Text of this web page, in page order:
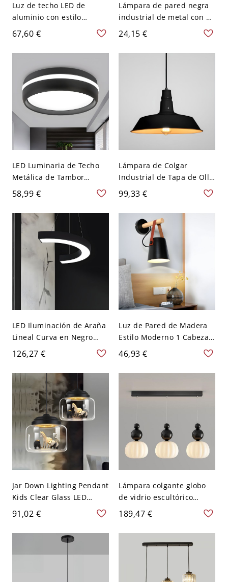
Luz de techo LED de
aluminio con estilo
moderno para oficina -
110 A 120 V 62,23 cm
Negro Blanco
67,60 €
Lámpara de pared negra
industrial de metal con 1
luz para baño de tubería
de agua
24,15 €
LED Luminaria de Techo
Metálica de Tambor
Iluminación de Techo
Minimalista para Cuarto -
Negro 110 A 120 V Blanco
58,99 €
Lámpara de Colgar
Industrial de Tapa de Olla
1 Luz Luminaria
Suspendida de Metal para
Bar - 110 A 120 V Negro
26,67 cm
99,33 €
LED Iluminación de Araña
Lineal Curva en Negro
Lámpara Colgante
Metálica Minimalista en
Negro - 110 A 120 V Negro
40,64 cm
126,27 €
Luz de Pared de Madera
Estilo Moderno 1 Cabeza
Aplique de Pared de
Barril para Habitación -
Negro 110 A 120 V
46,93 €
Jar Down Lighting Pendant
Kids Clear Glass LED
Living Room Hanging
Ceiling Light in
White/Black with Animals
(Random shipments of
Animals) - 110 A 120 V
91,02 €
Lámpara colgante globo
de vidrio escultórico
negro de 23,5" con marco
metálico para islas de
cocina, mesas de comedor
e iluminación de techo
moderna
189,47 €